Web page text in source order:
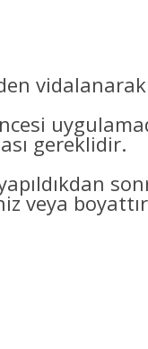
gereklidir.
veya